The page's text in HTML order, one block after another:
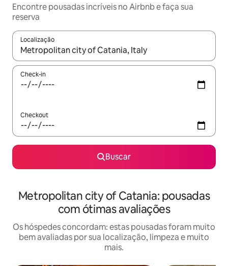
Encontre pousadas incríveis no Airbnb e faça sua
reserva
Localização
Quando os resultados estiverem disponíveis, explore-os
Check-in
Checkout
Buscar
Metropolitan city of Catania: pousadas
com ótimas avaliações
Os hóspedes concordam: estas pousadas foram muito
bem avaliadas por sua localização, limpeza e muito
mais.